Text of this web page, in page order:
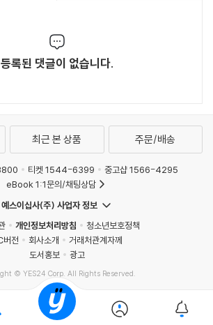
등록된 댓글이 없습니다.
최근 본 상품 주문/배송
티켓 1544-6399
중고샵 1566-4295
eBook 1:1문의/채팅상담
예스이십사(주) 사업자 정보
개인정보처리방침
청소년보호정책
버전
회사소개
거래처관계자께
도서홍보
광고
© YES24 Corp. All Rights Reserved.